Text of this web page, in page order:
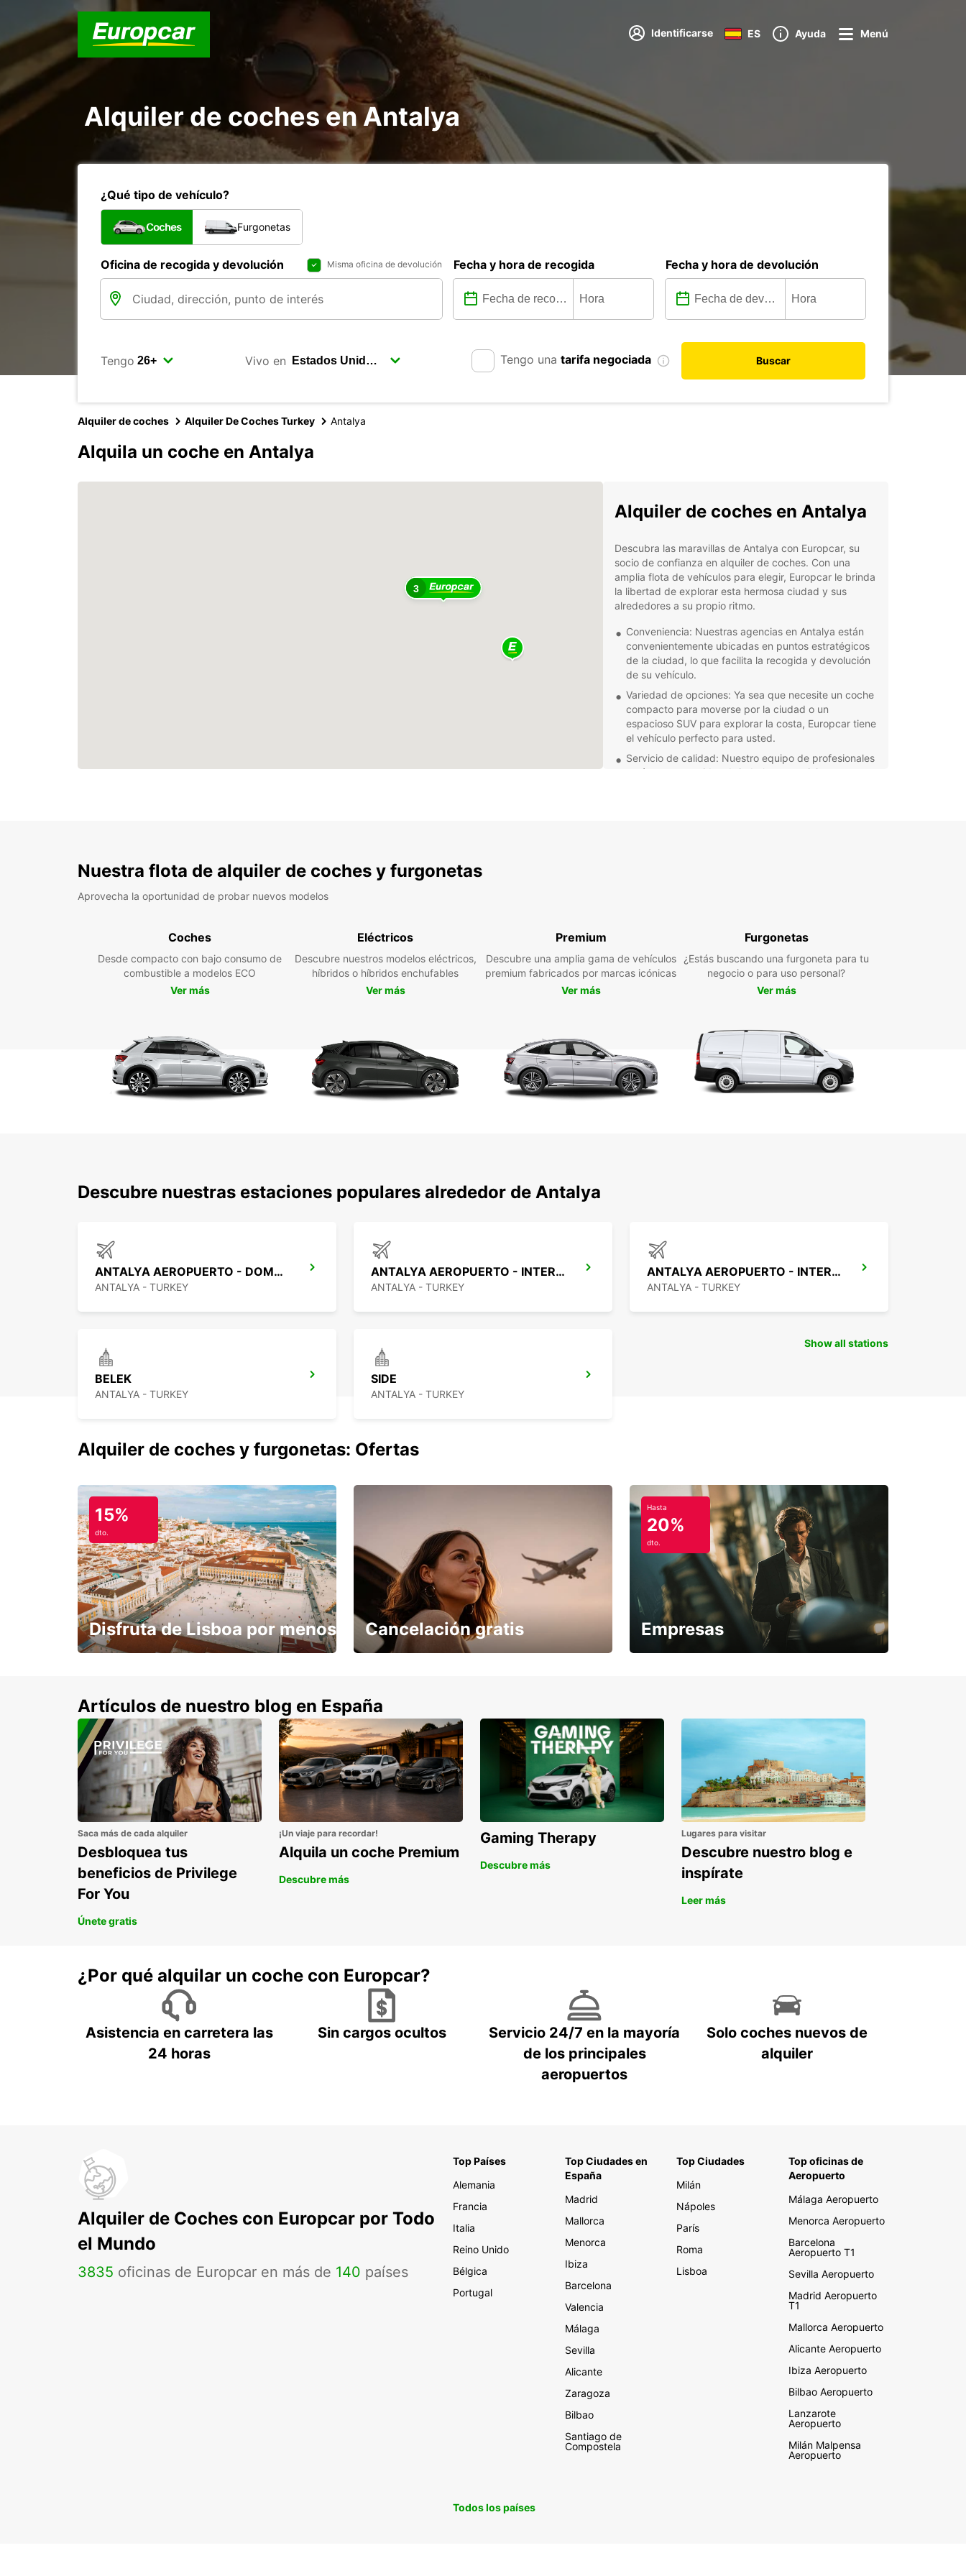
Identificarse ES Ayuda Menú
Alquiler de coches en Antalya
¿Qué tipo de vehículo?
Coches Furgonetas
Oficina de recogida y devolución Misma oficina de devolución Fecha y hora de recogida Fecha y hora de devolución
Tengo Vivo en Tengo una tarifa negociada Buscar
Alquiler de coches Alquiler De Coches Turkey Antalya
Alquila un coche en Antalya
3
Alquiler de coches en Antalya
Descubra las maravillas de Antalya con Europcar, su
socio de confianza en alquiler de coches. Con una
amplia flota de vehículos para elegir, Europcar le brinda
la libertad de explorar esta hermosa ciudad y sus
alrededores a su propio ritmo.
Conveniencia: Nuestras agencias en Antalya están
convenientemente ubicadas en puntos estratégicos
de la ciudad, lo que facilita la recogida y devolución
de su vehículo.
Variedad de opciones: Ya sea que necesite un coche
compacto para moverse por la ciudad o un
espacioso SUV para explorar la costa, Europcar tiene
el vehículo perfecto para usted.
Servicio de calidad: Nuestro equipo de profesionales
está comprometido a brindarle un servicio
Nuestra flota de alquiler de coches y furgonetas
Aprovecha la oportunidad de probar nuevos modelos
Coches
Desde compacto con bajo consumo de
combustible a modelos ECO
Ver más
Eléctricos
Descubre nuestros modelos eléctricos,
híbridos o híbridos enchufables
Ver más
Premium
Descubre una amplia gama de vehículos
premium fabricados por marcas icónicas
Ver más
Furgonetas
¿Estás buscando una furgoneta para tu
negocio o para uso personal?
Ver más
Descubre nuestras estaciones populares alrededor de Antalya
ANTALYA AEROPUERTO - DOMESTIC ARRIVALS
ANTALYA - TURKEY
ANTALYA AEROPUERTO - INTER TERMINAL 2
ANTALYA - TURKEY
ANTALYA AEROPUERTO - INTER TERMINAL 1
ANTALYA - TURKEY
BELEK
ANTALYA - TURKEY
SIDE
ANTALYA - TURKEY
Show all stations
Alquiler de coches y furgonetas: Ofertas
15%
dto.
Disfruta de Lisboa por menos Cancelación gratis
Hasta
20%
dto.
Empresas
Artículos de nuestro blog en España
Saca más de cada alquiler
Desbloquea tus
beneficios de Privilege
For You
Únete gratis
¡Un viaje para recordar!
Alquila un coche Premium
Descubre más
Gaming Therapy
Descubre más
Lugares para visitar
Descubre nuestro blog e
inspírate
Leer más
¿Por qué alquilar un coche con Europcar?
Asistencia en carretera las
24 horas
Sin cargos ocultos
Servicio 24/7 en la mayoría
de los principales
aeropuertos
Solo coches nuevos de
alquiler
Alquiler de Coches con Europcar por Todo
el Mundo
3835 oficinas de Europcar en más de 140 países
Top Países
Alemania
Francia
Italia
Reino Unido
Bélgica
Portugal
Top Ciudades en
España
Madrid
Mallorca
Menorca
Ibiza
Barcelona
Valencia
Málaga
Sevilla
Alicante
Zaragoza
Bilbao
Santiago de
Compostela
Top Ciudades
Milán
Nápoles
París
Roma
Lisboa
Top oficinas de
Aeropuerto
Málaga Aeropuerto
Menorca Aeropuerto
Barcelona
Aeropuerto T1
Sevilla Aeropuerto
Madrid Aeropuerto
T1
Mallorca Aeropuerto
Alicante Aeropuerto
Ibiza Aeropuerto
Bilbao Aeropuerto
Lanzarote
Aeropuerto
Milán Malpensa
Aeropuerto
Todos los países